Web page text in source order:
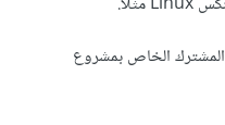
ثانيًا، شغّل الأمر التالي لوضع ملف CSS المشترك الخاص بمشروع